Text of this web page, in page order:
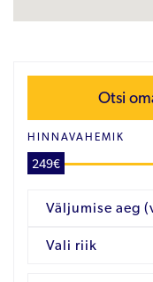
Otsi
HINNAVAHEMIK
249€
Väljumise aeg
Vali riik